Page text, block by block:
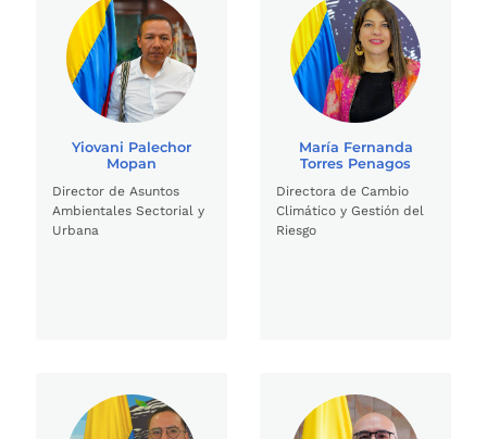
Yiovani Palechor
Mopan
Director de Asuntos
Ambientales Sectorial y
Urbana
María Fernanda
Torres Penagos
Directora de Cambio
Climático y Gestión del
Riesgo